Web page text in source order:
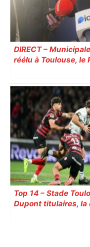
DIRECT –
réélu à Toulouse, le
Top 14 – Stade
Dupont titulaires, la